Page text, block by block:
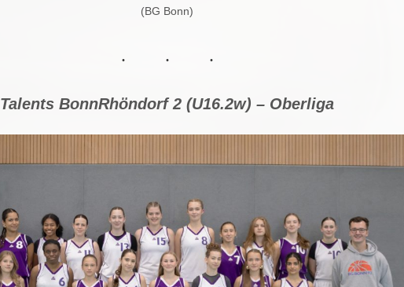
(BG Bonn)
Talents BonnRhöndorf 2 (U16.2w) – Oberliga